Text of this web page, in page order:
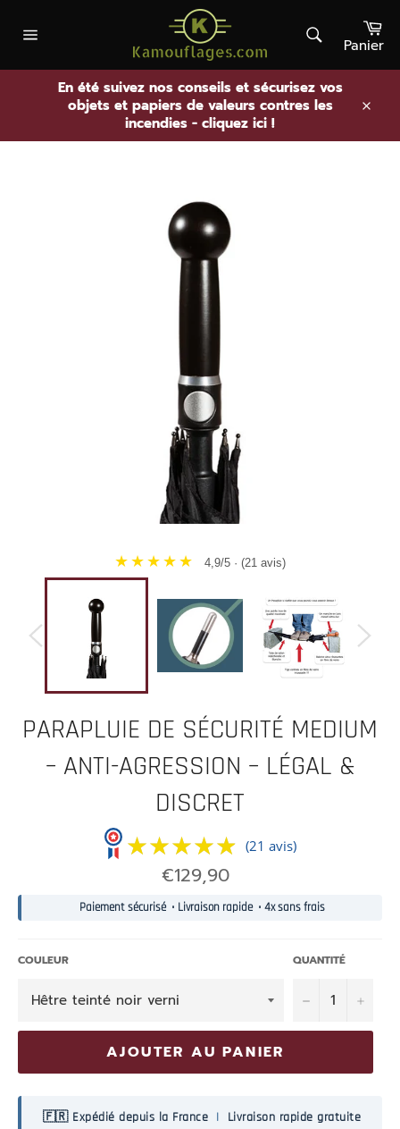
contenu
Rechercher
Panier
En été suivez nos conseils et sécurisez vos
objets et papiers de valeurs contres les
incendies - cliquez ici !
★★★★★ 4,9/5 · (21 avis)
PARAPLUIE DE SÉCURITÉ MEDIUM
– ANTI-AGRESSION – LÉGAL &
DISCRET
★★★★★
★★★★★ (21 avis)
Prix
normal
€129,90
Paiement sécurisé • Livraison rapide • 4x sans frais
COULEUR QUANTITÉ
− +
AJOUTER AU PANIER
🇫🇷 Expédié depuis la France | Livraison rapide gratuite